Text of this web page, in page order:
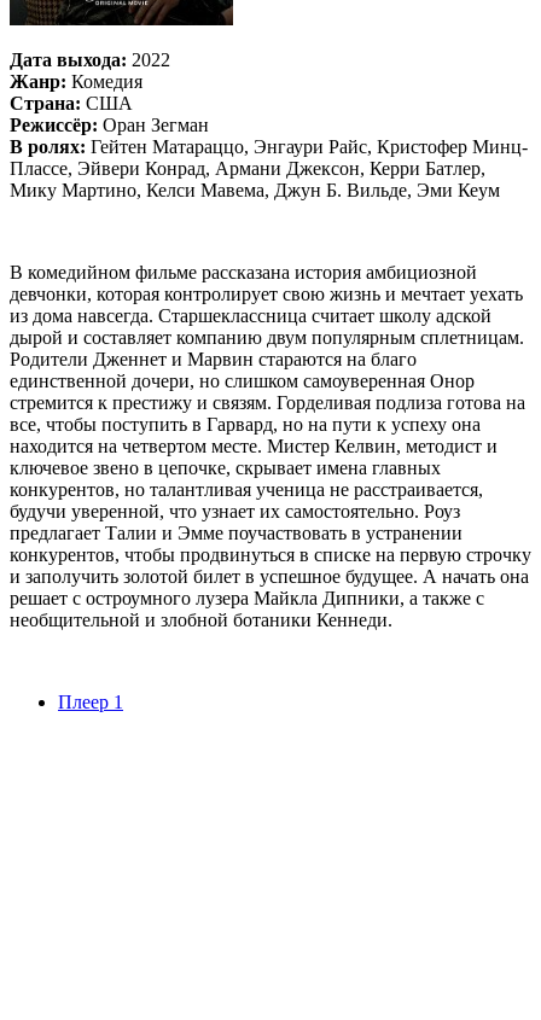
Дата выхода: 2022
Жанр: Комедия
Страна: США
Режиссёр: Оран Зегман
В ролях: Гейтен Матараццо, Энгаури Райс, Кристофер Минц-
Плассе, Эйвери Конрад, Армани Джексон, Керри Батлер,
Мику Мартино, Келси Мавема, Джун Б. Вильде, Эми Кеум
В комедийном фильме рассказана история амбициозной
девчонки, которая контролирует свою жизнь и мечтает уехать
из дома навсегда. Старшеклассница считает школу адской
дырой и составляет компанию двум популярным сплетницам.
Родители Дженнет и Марвин стараются на благо
единственной дочери, но слишком самоуверенная Онор
стремится к престижу и связям. Горделивая подлиза готова на
все, чтобы поступить в Гарвард, но на пути к успеху она
находится на четвертом месте. Мистер Келвин, методист и
ключевое звено в цепочке, скрывает имена главных
конкурентов, но талантливая ученица не расстраивается,
будучи уверенной, что узнает их самостоятельно. Роуз
предлагает Талии и Эмме поучаствовать в устранении
конкурентов, чтобы продвинуться в списке на первую строчку
и заполучить золотой билет в успешное будущее. А начать она
решает с остроумного лузера Майкла Дипники, а также с
необщительной и злобной ботаники Кеннеди.
Плеер 1